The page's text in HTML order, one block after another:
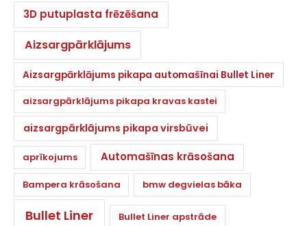
3D putuplasta frēzēšana
Aizsargpārklājums
Aizsargpārklājums pikapa automašīnai Bullet Liner
aizsargpārklājums pikapa kravas kastei
aizsargpārklājums pikapa virsbūvei
aprīkojums Automašīnas krāsošana
Bampera krāsošana bmw degvielas bāka
Bullet Liner Bullet Liner apstrāde